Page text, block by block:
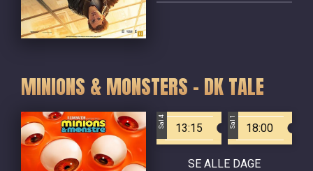
MINIONS & MONSTERS - DK TALE
Sal 4 13:15 Sal 1 18:00
SE ALLE DAGE